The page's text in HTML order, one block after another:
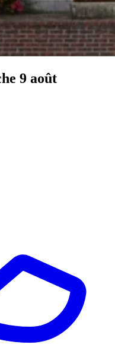
9 août